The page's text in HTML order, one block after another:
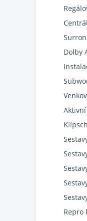
Dolby
Repro